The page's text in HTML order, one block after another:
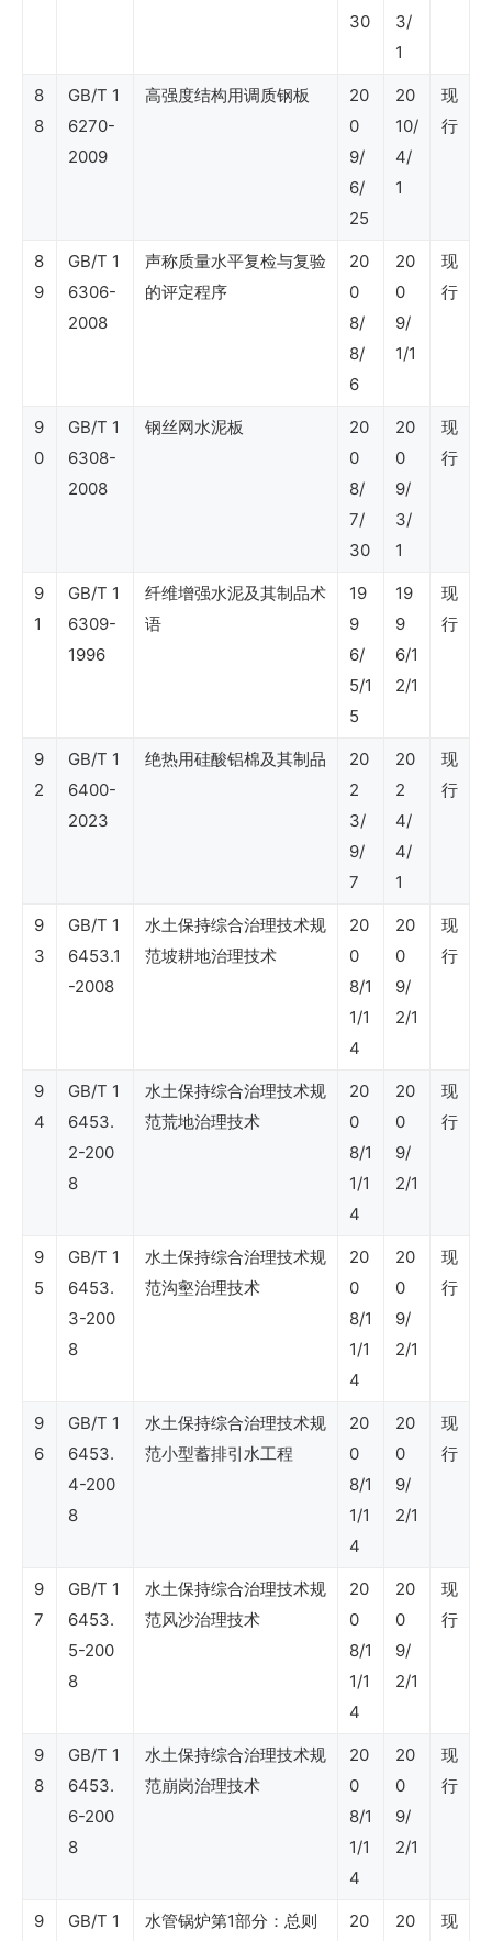
（索
引）、
Shell
Shell
DEP
30
3/
1
8
8
GB/T 1
6270-
2009
高强度结构用调质钢板
20
0
9/
6/
25
20
10/
4/
1
现
行
8
9
GB/T 1
6306-
2008
声称质量水平复检与复验
的评定程序
20
0
8/
8/
6
20
0
9/
1/1
现
行
9
0
GB/T 1
6308-
2008
钢丝网水泥板
20
0
8/
7/
30
20
0
9/
3/
1
现
行
9
1
GB/T 1
6309-
1996
纤维增强水泥及其制品术
语
19
9
6/
5/1
5
19
9
6/1
2/1
现
行
9
2
GB/T 1
6400-
2023
绝热用硅酸铝棉及其制品
20
2
3/
9/
7
20
2
4/
4/
1
现
行
9
3
GB/T 1
6453.1
-2008
水土保持综合治理技术规
范坡耕地治理技术
20
0
8/1
1/1
4
20
0
9/
2/1
现
行
9
4
GB/T 1
6453.
2-200
8
水土保持综合治理技术规
范荒地治理技术
20
0
8/1
1/1
4
20
0
9/
2/1
现
行
9
5
GB/T 1
6453.
3-200
8
水土保持综合治理技术规
范沟壑治理技术
20
0
8/1
1/1
4
20
0
9/
2/1
现
行
9
6
GB/T 1
6453.
4-200
8
水土保持综合治理技术规
范小型蓄排引水工程
20
0
8/1
1/1
4
20
0
9/
2/1
现
行
9
7
GB/T 1
6453.
5-200
8
水土保持综合治理技术规
范风沙治理技术
20
0
8/1
1/1
4
20
0
9/
2/1
现
行
9
8
GB/T 1
6453.
6-200
8
水土保持综合治理技术规
范崩岗治理技术
20
0
8/1
1/1
4
20
0
9/
2/1
现
行
9 GB/T 1 水管锅炉第1部分：总则 20 20 现